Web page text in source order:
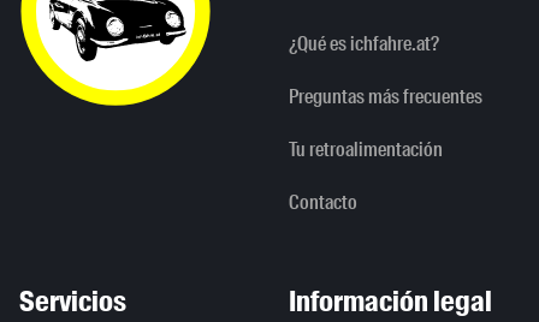
¿Qué es ichfahre.at?
Preguntas más frecuentes
Tu retroalimentación
Contacto
Servicios Información legal